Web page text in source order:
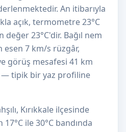
An itibarıyla
açık, termometre 23°C
23°C'dir. Bağıl nem
esen 7 km/s rüzgâr,
görüş mesafesi 41 km
tipik bir yaz profiline
Kırıkkale ilçesinde
ile 30°C bandında